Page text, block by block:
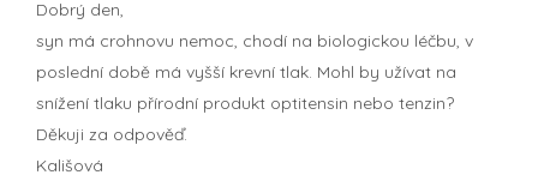
Dobrý den,
syn má crohnovu nemoc, chodí na biologickou léčbu, v
poslední době má vyšší krevní tlak. Mohl by užívat na
snížení tlaku přírodní produkt optitensin nebo tenzin?
Děkuji za odpověď.
Kališová